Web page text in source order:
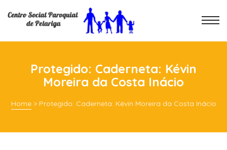
Protegido: Caderneta: Kévin
Moreira da Costa Inácio
Home> Protegido: Caderneta: Kévin Moreira da Costa Inácio